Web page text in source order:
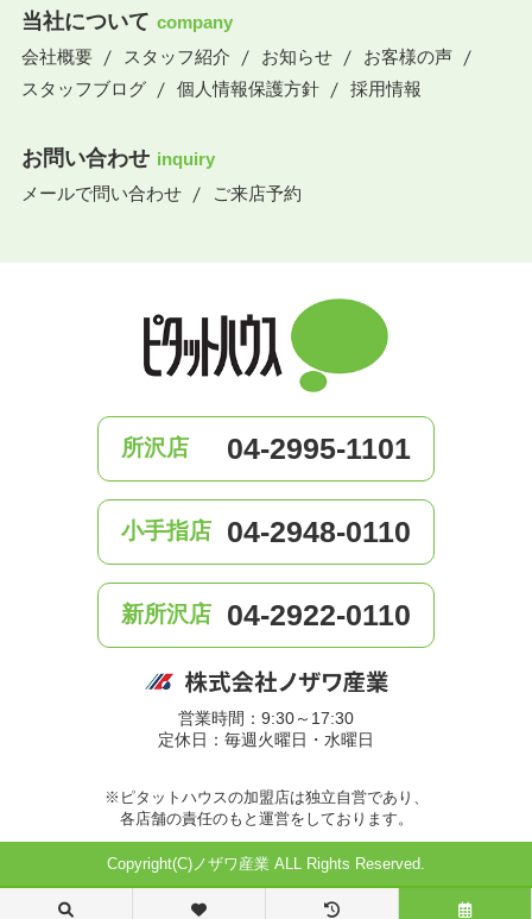
当社について company
会社概要
スタッフ紹介 お知らせ
お客様の声
スタッフブログ
個人情報保護方針 採用情報
お問い合わせ inquiry
メールで問い合わせ
ご来店予約
所沢店 04-2995-1101
小手指店 04-2948-0110
新所沢店 04-2922-0110
営業時間：9:30～17:30
定休日：毎週火曜日・水曜日
※ピタットハウスの加盟店は独立自営であり、
各店舗の責任のもと運営をしております。
Copyright(C)ノザワ産業 ALL Rights Reserved.